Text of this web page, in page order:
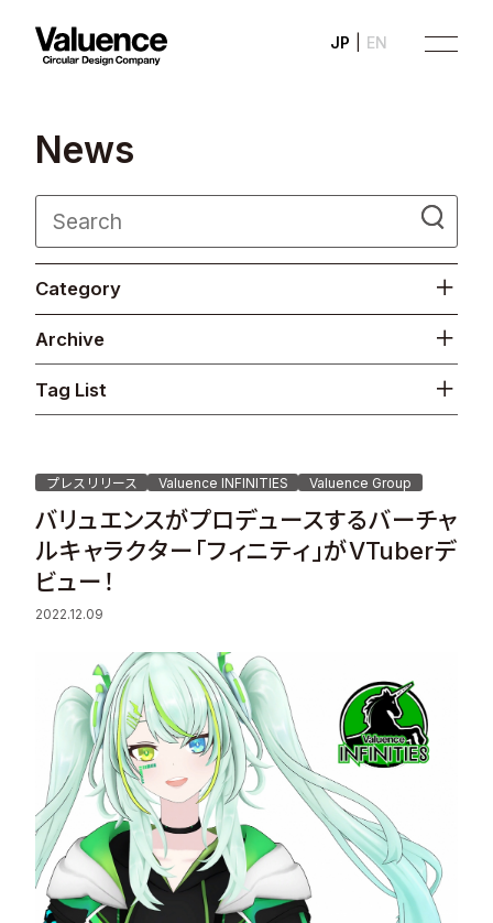
EN
JP
Company
Philosophy
Business
Investor Relations
Sustainability
Recruit
Contact
© Valuence Holdings Inc.
News
Category
Archive
Tag List
プレスリリース Valuence INFINITIES Valuence Group
バリュエンスがプロデュースするバーチャ
ルキャラクター「フィニティ」がVTuberデ
ビュー！
2022.12.09